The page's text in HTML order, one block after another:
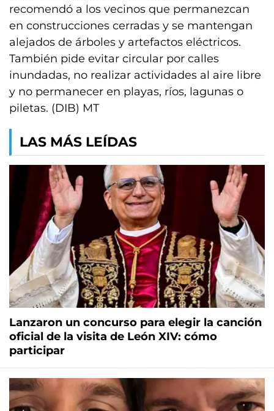
recomendó a los vecinos que permanezcan
en construcciones cerradas y se mantengan
alejados de árboles y artefactos eléctricos.
También pide evitar circular por calles
inundadas, no realizar actividades al aire libre
y no permanecer en playas, ríos, lagunas o
piletas. (DIB) MT
LAS MÁS LEÍDAS
Lanzaron un concurso para elegir la canción
oficial de la visita de León XIV: cómo
participar